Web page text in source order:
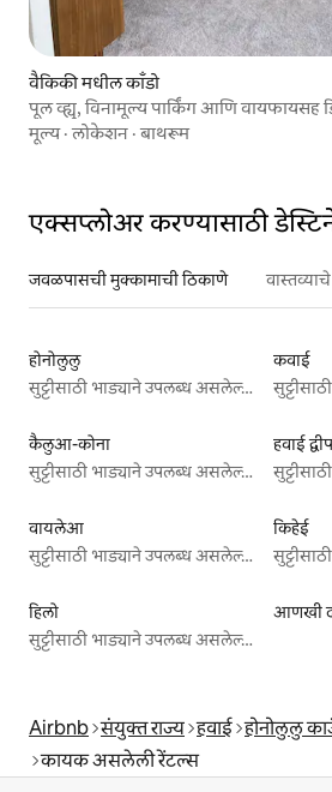
वैकिकी मधील काँडो
पूल व्ह्यू, विनामूल्य पार्किंग आणि वायफायसह
मूल्य·लोकेशन ·बाथरूम
एक्सप्लोअर करण्यासाठी
जवळपासची मुक्कामाची ठिकाणे
होनोलुलु
सुट्टीसाठी भाड्याने उपलब्ध असलेल्या जागा
कवाई
कैलुआ-कोना
सुट्टीसाठी भाड्याने उपलब्ध असलेल्या जागा
हवाई द्वीप
वायलेआ
सुट्टीसाठी भाड्याने उपलब्ध असलेल्या जागा
किहेई
हिलो
सुट्टीसाठी भाड्याने उपलब्ध असलेल्या जागा
आणखी
Airbnb संयुक्त राज्य हवाई होनोलुलु
कायक असलेली रेंटल्स